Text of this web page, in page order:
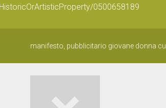
0500658189
manifesto, pubblicitario giovane donna